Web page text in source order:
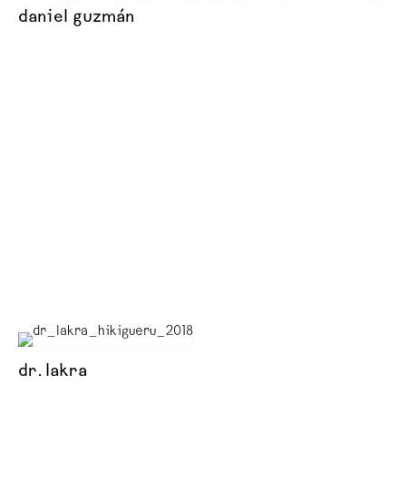
daniel guzmán
dr. lakra